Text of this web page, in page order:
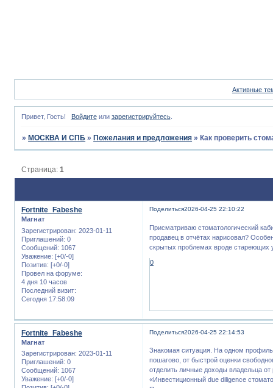
Активные
Привет, Гость! Войдитеили зарегистрируйтесь.
» МОСКВА И СПБ » Пожелания и предложения » Как проверить
Страница:1
Поделиться2026-04-25 22:10:22
Fortnite_Fabeshe
Магнат
Зарегистрирован: 2023-01-11
Приглашений: 0
Сообщений: 1067
Уважение: [+0/-0]
Позитив: [+0/-0]
Провел на форуме:
4 дня 10 часов
Последний визит:
Сегодня 17:58:09
Присматриваю стоматологический
продавец в отчётах нарисовал?
скрытых проблемах вроде стареющих
0
Поделиться2026-04-25 22:14:53
Fortnite_Fabeshe
Магнат
Зарегистрирован: 2023-01-11
Приглашений: 0
Сообщений: 1067
Уважение: [+0/-0]
Знакомая ситуация. На одном
пошагово, от быстрой оценки
отделить личные доходы владельца от
«Инвестиционный due diligence